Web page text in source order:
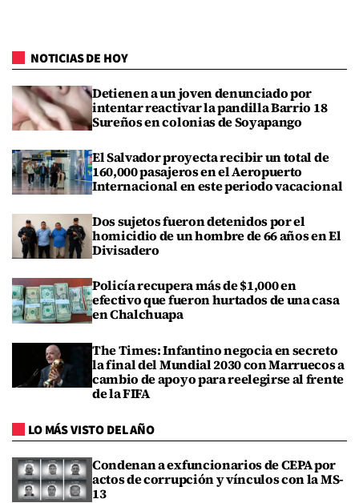
NOTICIAS DE HOY
Detienen a un joven denunciado por
intentar reactivar la pandilla Barrio 18
Sureños en colonias de Soyapango
El Salvador proyecta recibir un total de
160,000 pasajeros en el Aeropuerto
Internacional en este periodo vacacional
Dos sujetos fueron detenidos por el
homicidio de un hombre de 66 años en El
Divisadero
Policía recupera más de $1,000 en
efectivo que fueron hurtados de una casa
en Chalchuapa
The Times: Infantino negocia en secreto
la final del Mundial 2030 con Marruecos a
cambio de apoyo para reelegirse al frente
de la FIFA
LO MÁS VISTO DEL AÑO
Condenan a exfuncionarios de CEPA por
actos de corrupción y vínculos con la MS-
13